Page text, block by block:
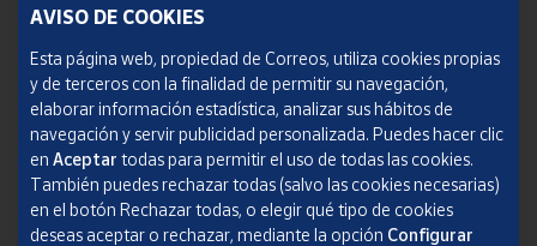
Política de cookies
Aviso legal
Condiciones del servicio
Política de Privacidad Web
AVISO DE COOKIES
Esta página web, propiedad de Correos, utiliza cookies propias
y de terceros con la finalidad de permitir su navegación,
elaborar información estadística, analizar sus hábitos de
navegación y servir publicidad personalizada. Puedes hacer clic
en Aceptar todas para permitir el uso de todas las cookies.
También puedes rechazar todas (salvo las cookies necesarias)
en el botón Rechazar todas, o elegir qué tipo de cookies
deseas aceptar o rechazar, mediante la opción Configurar